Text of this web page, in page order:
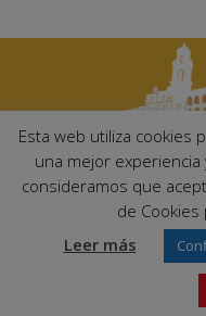
Ayuntamiento de Palma
14700 –
Email:
Teléfono:
Esta web utiliza cookies
una mejor experiencia
consideramos que
de Cookies
Leer más